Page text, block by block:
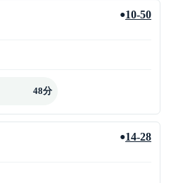
●10-50
48分
●14-28